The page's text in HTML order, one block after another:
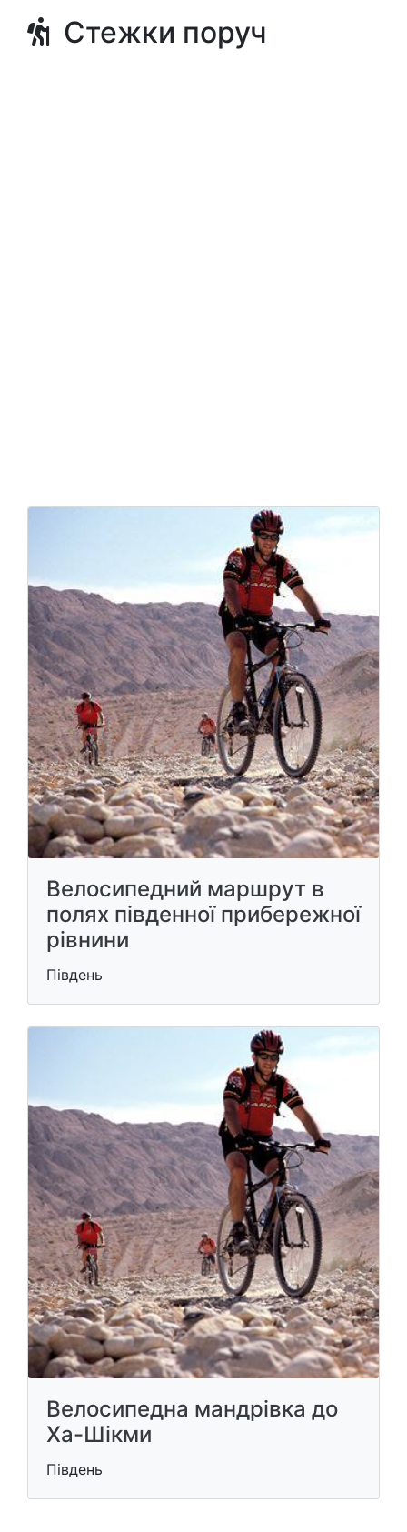
Стежки поруч
Велосипедний маршрут в
полях південної прибережної
рівнини
Південь
Велосипедна мандрівка до
Ха-Шікми
Південь